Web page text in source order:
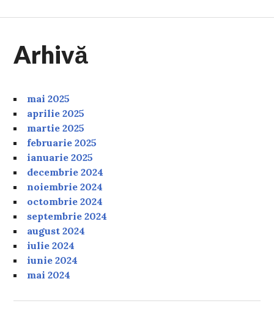
în
articole
Arhivă
mai 2025
aprilie 2025
martie 2025
februarie 2025
ianuarie 2025
decembrie 2024
noiembrie 2024
octombrie 2024
septembrie 2024
august 2024
iulie 2024
iunie 2024
mai 2024